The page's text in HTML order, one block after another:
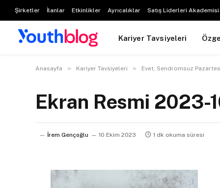
Şirketler İlanlar Etkinlikler Ayrıcalıklar Satış Liderleri Akademisi
Kariyer Tavsiyeleri
Anasayfa » Kariyer Tavsiyeleri » Evet, Sendromsuz
Ekran Resmi 2023-
İrem Gençoğlu 10 Ekim 2023 1 dk okuma süresi